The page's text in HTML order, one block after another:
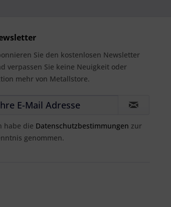
Sie den kostenlosen Newsletter
verpassen Sie keine Neuigkeit oder
mehr von Metallstore.
habe die Datenschutzbestimmungen zur
genommen.